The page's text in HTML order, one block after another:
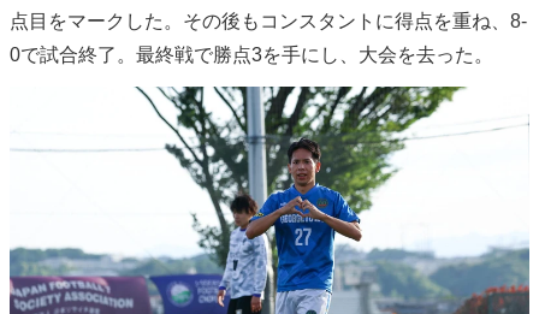
点目をマークした。その後もコンスタントに得点を重ね、8-
0で試合終了。最終戦で勝点3を手にし、大会を去った。